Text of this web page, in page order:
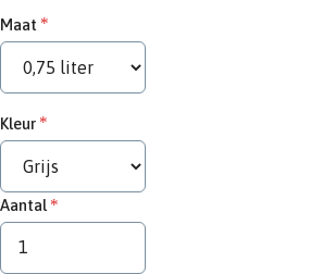
Maat
Kleur
Aantal